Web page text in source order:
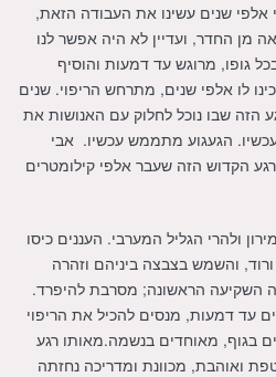
אלפי שנים עשינו את העבודה הזאת,
מן החדר, ועדיין לא היה אפשר לנו
גופו, מרוגש עד דמעות והוסיף
לו אלפי שנים, מתרחש הריפוי. שנים
הזה שבו נוכל לחלוק עם האנושות את
הגעגוע מתממש עכשיו. אבי
הקדוש הזה שעבר אלפי קילומטרים
ולהרי הגליל המערבי. העננים כיסו
והשמש בצבצה ביניהם וזהרה
השקיעה הראשונה; מסרבת להיפרד.
עד דמעות, מנסים להכיל את הריפוי
בגוף, מאוחדים בנשמה.מאותו רגע
ואוהבת, מכוונת ומדריכה נחזתה